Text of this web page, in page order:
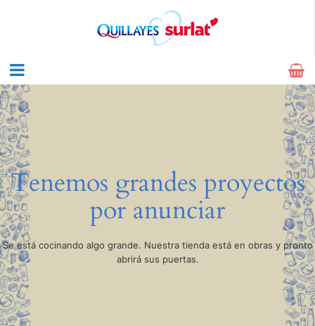
Tenemos grandes proyectos
por anunciar
Se está cocinando algo grande. Nuestra tienda está en obras y pronto
abrirá sus puertas.